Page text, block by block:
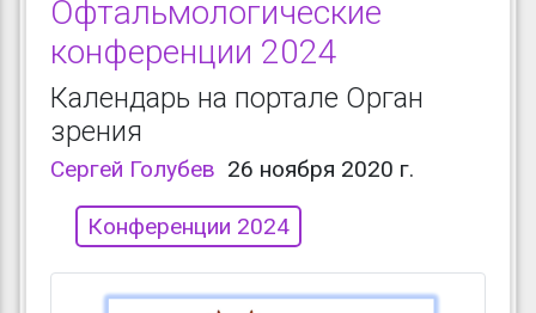
Офтальмологические
конференции 2024
Календарь на портале Орган
зрения
Сергей Голубев 26 ноября 2020 г.
Конференции 2024